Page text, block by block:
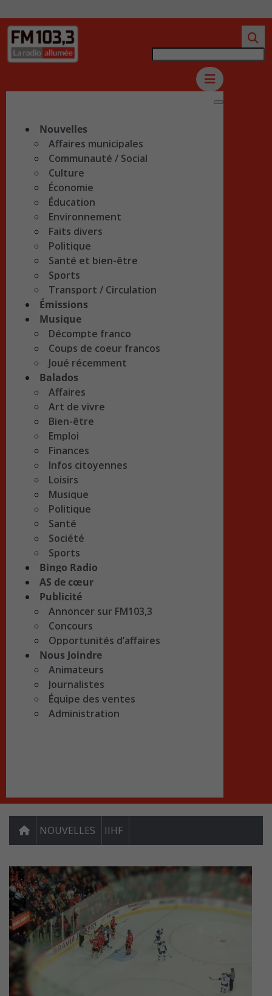
Nouvelles
Affaires municipales
Communauté / Social
Culture
Économie
Éducation
Environnement
Faits divers
Politique
Santé et bien-être
Sports
Transport / Circulation
Émissions
Musique
Décompte franco
Coups de coeur francos
Joué récemment
Balados
Affaires
Art de vivre
Bien-être
Emploi
Finances
Infos citoyennes
Loisirs
Musique
Politique
Santé
Société
Sports
Bingo Radio
AS de cœur
Publicité
Annoncer sur FM103,3
Concours
Opportunités d’affaires
Nous Joindre
Animateurs
Journalistes
Équipe des ventes
Administration
NOUVELLES IIHF